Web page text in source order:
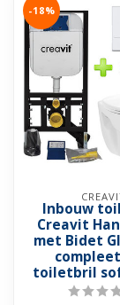
-18%
Inbouw
Creavit
met Bidet
toiletbril